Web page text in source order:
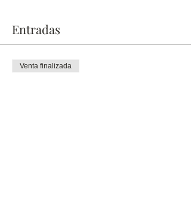
Entradas
Venta finalizada